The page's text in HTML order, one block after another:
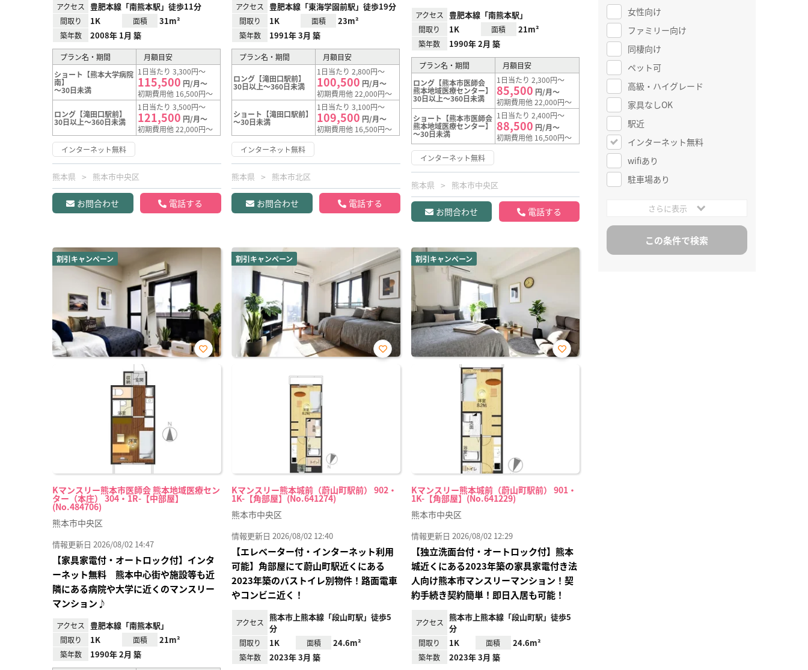
アクセス 豊肥本線「南熊本駅」徒歩11分
間取り 1K 面積 31m²
築年数 2008年 1月 築
プラン名・期間
月額目安
ショート【熊本大学病院
南】
～30日未満
1日当たり 3,300円～
115,500 円/月～
初期費用他 16,500円～
ロング【滝田口駅前】
30日以上～360日未満
1日当たり 3,500円～
121,500 円/月～
初期費用他 22,000円～
インターネット無料
熊本県 熊本市中央区
お問合わせ 電話する
アクセス 豊肥本線「東海学園前駅」徒歩19分
間取り 1K 面積 23m²
築年数 1991年 3月 築
プラン名・期間 月額目安
ロング【滝田口駅前】
30日以上～360日未満
1日当たり 2,800円～
100,500 円/月～
初期費用他 22,000円～
ショート【滝田口駅前】
～30日未満
1日当たり 3,100円～
109,500 円/月～
初期費用他 16,500円～
インターネット無料
熊本県 熊本市北区
お問合わせ 電話する
アクセス 豊肥本線「南熊本駅」
間取り 1K 面積 21m²
築年数 1990年 2月 築
プラン名・期間
月額目安
ロング【熊本市医師会
熊本地域医療センター】
30日以上～360日未満
1日当たり 2,300円～
85,500 円/月～
初期費用他 22,000円～
ショート【熊本市医師会
熊本地域医療センター】
～30日未満
1日当たり 2,400円～
88,500 円/月～
初期費用他 16,500円～
インターネット無料
熊本県 熊本市中央区
お問合わせ 電話する
割引キャンペーン
Kマンスリー熊本市医師会 熊本地域医療セン
ター（本庄） 304・1R-【中部屋】
(No.484706)
お気
熊本市中央区
情報更新日 2026/08/02 14:47
【家具家電付・オートロック付】インタ
ーネット無料 熊本中心街や施設等も近
隣にある病院や大学に近くのマンスリー
マンション♪
アクセス 豊肥本線「南熊本駅」
間取り 1K 面積 21m²
築年数 1990年 2月 築
割引キャンペーン
Kマンスリー熊本城前（蔚山町駅前） 902・
1K-【角部屋】(No.641274)
お気
熊本市中央区
情報更新日 2026/08/02 12:40
【エレベーター付・インターネット利用
可能】角部屋にて蔚山町駅近くにある
2023年築のバストイレ別物件！路面電車
やコンビニ近く！
アクセス
熊本市上熊本線「段山町駅」徒歩5
分
間取り 1K 面積 24.6m²
築年数 2023年 3月 築
割引キャンペーン
Kマンスリー熊本城前（蔚山町駅前） 901・
1K-【角部屋】(No.641229)
お気
熊本市中央区
情報更新日 2026/08/02 12:29
【独立洗面台付・オートロック付】熊本
城近くにある2023年築の家具家電付き法
人向け熊本市マンスリーマンション！契
約手続き契約簡単！即日入居も可能！
アクセス
熊本市上熊本線「段山町駅」徒歩5
分
間取り 1K 面積 24.6m²
築年数 2023年 3月 築
女性向け
ファミリー向け
同棲向け
ペット可
高級・ハイグレード
家具なしOK
駅近
インターネット無料
wifiあり
駐車場あり
さらに表示